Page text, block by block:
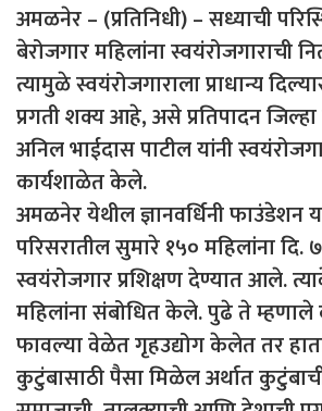
अमळनेर – (प्रतिनिधी) – सध्याची
बेरोजगार महिलांना स्वयंरोजगाराची
त्यामुळे स्वयंरोजगाराला प्राधान्य
प्रगती शक्य आहे, असे प्रतिपादन
अनिल भाईदास पाटील यांनी
कार्यशाळेत केले.
अमळनेर येथील ज्ञानवर्धिनी फाउंडेशन
परिसरातील सुमारे १५० महिलांना दि.
स्वयंरोजगार प्रशिक्षण देण्यात आले.
महिलांना संबोधित केले. पुढे ते म्हणाले
फावल्या वेळेत गृहउद्योग केलेत तर
कुटुंबासाठी पैसा मिळेल अर्थात कुटुंबाची